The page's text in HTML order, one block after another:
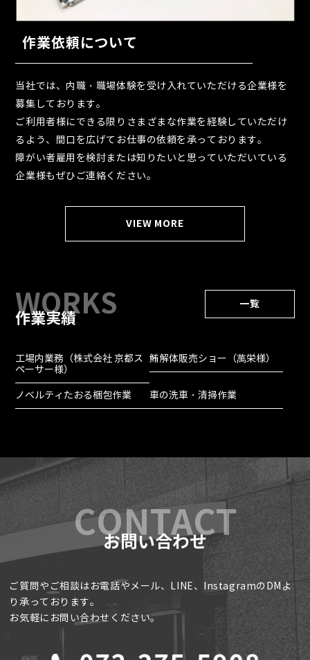
作業依頼について
当社では、内職・職場体験を受け入れていただける企業様を
募集しております。
ご利用者様にできる限りさまざまな作業を経験していただけ
るよう、間口を広げてお仕事の依頼を承っております。
障がい者雇用を検討または知りたいと思っていただいている
企業様もぜひご連絡ください。
VIEW MORE
作業実績
一覧
工場内業務（株式会社 京都ス
ペーサー様）
鮪解体販売ショー（萬栄様）
ノベルティたおる梱包作業 車の洗車・清掃作業
お問い合わせ
ご質問やご相談はお電話やメール、LINE、InstagramのDMよ
り承っております。
お気軽にお問い合わせください。